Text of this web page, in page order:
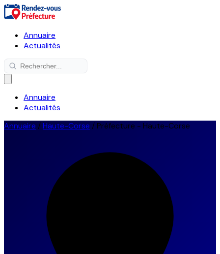
Annuaire
Actualités
Annuaire
Actualités
Annuaire /Haute-Corse / Préfecture - Haute-Corse